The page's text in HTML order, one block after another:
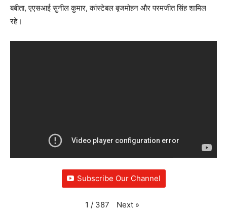
बबीता, एएसआई सुनील कुमार, कांस्टेबल बृजमोहन और परमजीत सिंह शामिल
रहे।
Subscribe Our Channel
1 / 387 Next »